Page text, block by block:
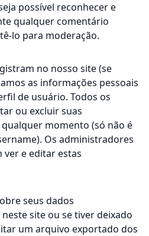
possível reconhecer e
qualquer comentário
lo para moderação.
no nosso site (se
as informações pessoais
de usuário. Todos os
ou excluir suas
momento (só não é
Os administradores
e editar estas
seus dados
site ou se tiver deixado
um arquivo exportado dos